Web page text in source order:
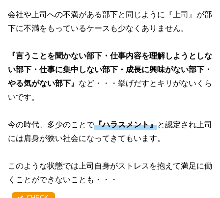
会社や上司への不満がある部下と同じように『上司』が部
下に不満をもっているケースも少なくありません。
『言うことを聞かない部下・仕事内容を理解しようとしな
い部下・仕事に集中しない部下・成長に興味がない部下・
やる気がない部下』 など・・・挙げだすとキリがないくら
いです。
今の時代、多少のことで『ハラスメント』と認定され上司
には肩身が狭い社会になってきてもいます。
このような状態では上司自身がストレスを抱えて満足に働
くことができないことも・・・